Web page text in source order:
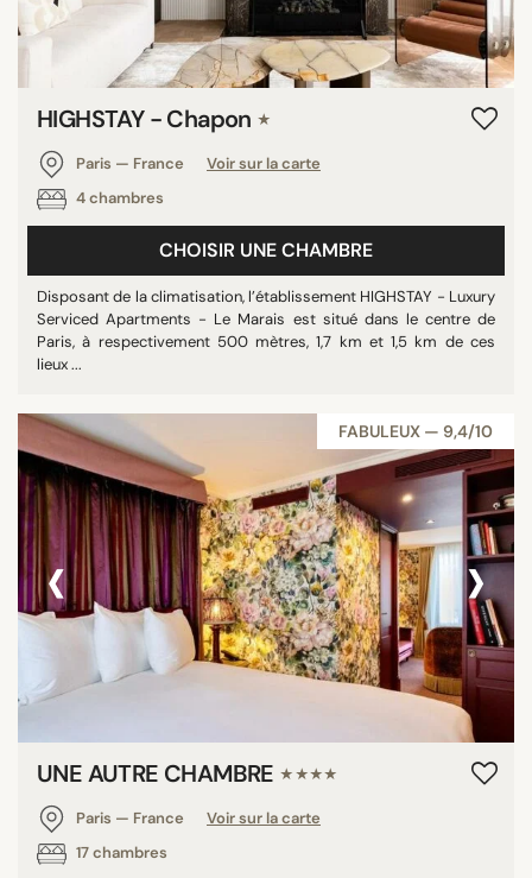
HIGHSTAY - Chapon ★
Paris — France
Voir sur la carte
4 chambres
CHOISIR UNE CHAMBRE
Disposant de la climatisation, l’établissement HIGHSTAY - Luxury
Serviced Apartments - Le Marais est situé dans le centre de
Paris, à respectivement 500 mètres, 1,7 km et 1,5 km de ces
lieux ...
FABULEUX — 9,4/10
‹ ›
UNE AUTRE CHAMBRE ★★★★
Paris — France
Voir sur la carte
17 chambres